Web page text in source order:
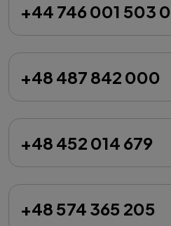
+44 746 001 503 0
+48 487 842 000
+48 452 014 679
+48 574 365 205